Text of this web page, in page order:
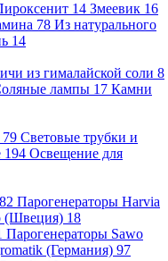
14 Змеевик 16
78 Из натурального
14
из гималайской соли 8
лампы 17 Камни
79 Световые трубки и
194 Освещение для
Парогенераторы Harvia
(Швеция) 18
Парогенераторы Sawo
(Германия) 97